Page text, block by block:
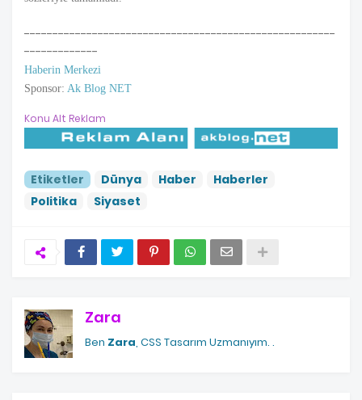
-------------------------------------------------------
-------------
Haberin Merkezi
Sponsor: Ak Blog NET
Konu Alt Reklam
Etiketler Dünya Haber
Haberler
Politika
Siyaset
Zara
Ben Zara, CSS Tasarım Uzmanıyım. .